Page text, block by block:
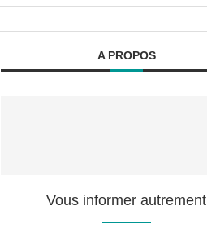
A PROPOS
Vous informer autrement